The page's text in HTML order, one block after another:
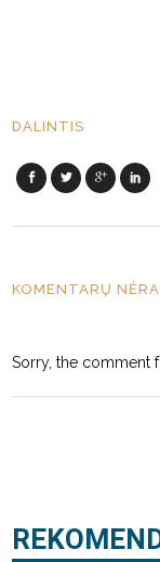
DALINTIS
KOMENTARŲ NĖRA
Sorry, the comment